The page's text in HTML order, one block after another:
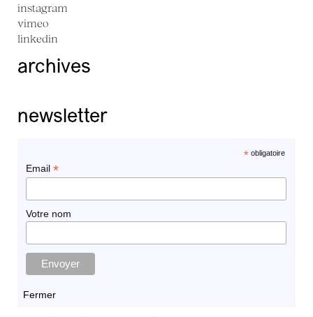
instagram
vimeo
linkedin
archives
newsletter
*obligatoire
Email *
Votre nom
Fermer